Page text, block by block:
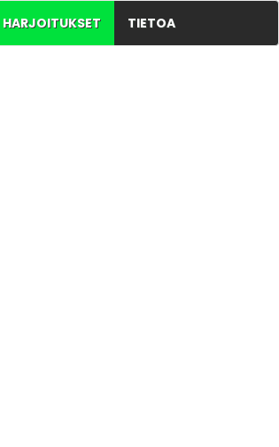
HARJOITUKSET TIETOA